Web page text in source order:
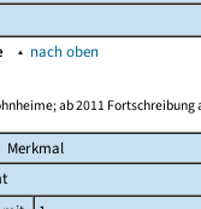
▴ nach oben
ab 2011
Merkmal